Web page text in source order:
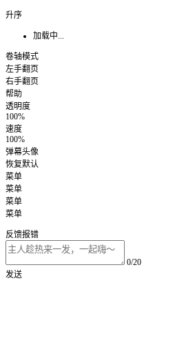
升序
加载中...
卷轴模式
左手翻页
右手翻页
帮助
透明度
100%
速度
100%
弹幕头像
恢复默认
菜单
菜单
菜单
菜单
反馈报错
0/20
发送